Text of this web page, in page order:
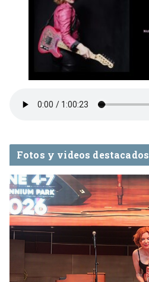
Fotos y videos destacados